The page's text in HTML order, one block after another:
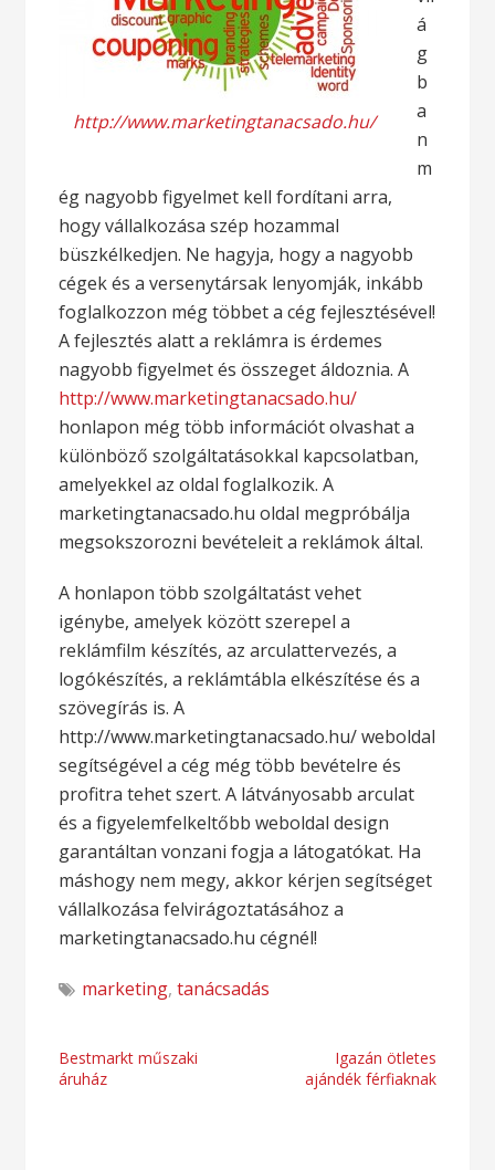
http://www.marketingtanacsado.hu/
á
g
b
a
n
m
ég nagyobb figyelmet kell fordítani arra,
hogy vállalkozása szép hozammal
büszkélkedjen. Ne hagyja, hogy a nagyobb
cégek és a versenytársak lenyomják, inkább
foglalkozzon még többet a cég fejlesztésével!
A fejlesztés alatt a reklámra is érdemes
nagyobb figyelmet és összeget áldoznia. A
http://www.marketingtanacsado.hu/
honlapon még több információt olvashat a
különböző szolgáltatásokkal kapcsolatban,
amelyekkel az oldal foglalkozik. A
marketingtanacsado.hu oldal megpróbálja
megsokszorozni bevételeit a reklámok által.
A honlapon több szolgáltatást vehet
igénybe, amelyek között szerepel a
reklámfilm készítés, az arculattervezés, a
logókészítés, a reklámtábla elkészítése és a
szövegírás is. A
http://www.marketingtanacsado.hu/ weboldal
segítségével a cég még több bevételre és
profitra tehet szert. A látványosabb arculat
és a figyelemfelkeltőbb weboldal design
garantáltan vonzani fogja a látogatókat. Ha
máshogy nem megy, akkor kérjen segítséget
vállalkozása felvirágoztatásához a
marketingtanacsado.hu cégnél!
marketing,tanácsadás
Bejegyzés
Bestmarkt műszaki
áruház
Igazán ötletes
ajándék férfiaknak